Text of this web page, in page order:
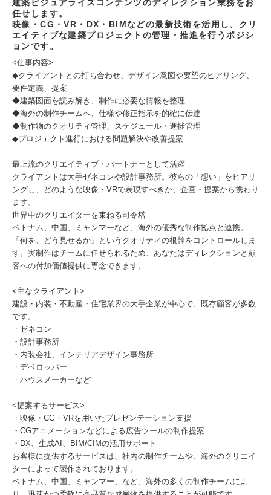
建築ビジュアライズコンテンツのディレクション業務をお
任せします。
映像・CG・VR・DX・BIMなどの最新技術を活用し、クリ
エイティブな建築プロジェクトの管理・推進を行うポジシ
ョンです。
<仕事内容>
◆クライアントとの打ち合わせ、デザイン意図や要望のヒアリング、
要件定義、提案
◆建築図面を読み解き、制作に必要な情報を整理
◆海外の制作チームへ、仕様や修正指示を的確に伝達
◆制作物のクオリティ管理、スケジュール・進捗管理
◆プロジェクト進行における問題解決や改善提案
最上流のクリエイティブ・パートナーとして活躍
クライアントは大手ゼネコンや設計事務所。彼らの「想い」をヒアリ
ングし、どのような映像・VRで表現すべきか、企画・提案から携わり
ます。
世界中のクリエイターを束ねる司令塔
ベトナム、中国、ミャンマーなど、海外の優秀な制作拠点と連携。
「何を、どう見せるか」というクオリティの根幹をコントロールしま
す。実制作はチームに任せられるため、あなたはディレクションと顧
客への付加価値提供に専念できます。
<主なクライアント>
建設・内装・不動産・住宅業界の大手企業が中心で、既存顧客が多数
です。
・ゼネコン
・設計事務所
・内装会社、インテリアデザイン事務所
・デベロッパー
・ハウスメーカーなど
<提案するサービス>
・映像・CG・VRを用いたプレゼンテーション支援
・CGアニメーションなどによる広告ツールの制作提案
・DX、生成AI、BIM/CIMの活用サポート
お客様に提供するサービスは、社内の制作チームや、海外のクリエイ
ターによって製作されております。
ベトナム、中国、ミャンマー、など、海外の多くの制作チームによ